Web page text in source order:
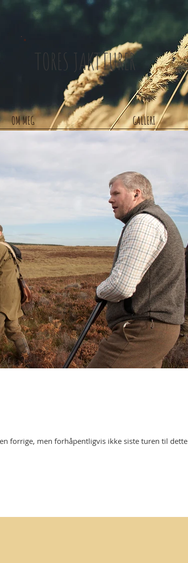
TORES JAKTTURER
OM MEG GALLERI
forrige, men forhåpentligvis ikke siste turen til dette